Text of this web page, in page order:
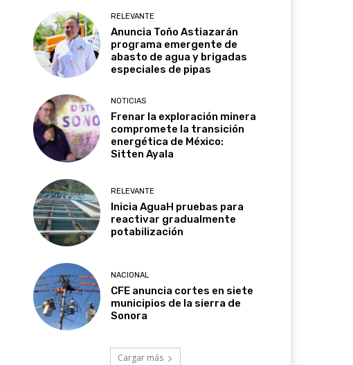
RELEVANTE
Anuncia Toño Astiazarán
programa emergente de
abasto de agua y brigadas
especiales de pipas
NOTICIAS
Frenar la exploración minera
compromete la transición
energética de México:
Sitten Ayala
RELEVANTE
Inicia AguaH pruebas para
reactivar gradualmente
potabilización
NACIONAL
CFE anuncia cortes en siete
municipios de la sierra de
Sonora
Cargar más